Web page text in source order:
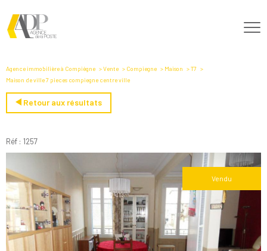
Agence immobilière à Compiègne Vente Compiegne Maison
T7
Maison de ville 7 pieces compiegne centre ville
Retour aux résultats
Réf : 1257
Vendu